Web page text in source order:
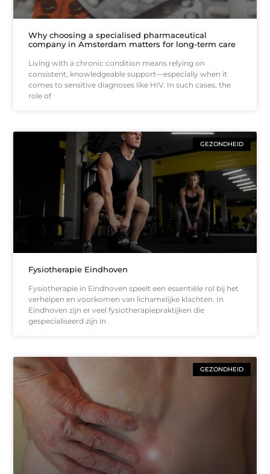
Why choosing a specialised pharmaceutical
company in Amsterdam matters for long-term care
Living with a chronic condition means relying on
consistent, knowledgeable support—especially when it
comes to sensitive diagnoses like HIV. In such cases, the
role of
GEZONDHEID
Fysiotherapie Eindhoven
Fysiotherapie in Eindhoven speelt een essentiële rol bij het
verhelpen en voorkomen van lichamelijke klachten. In
Eindhoven zijn er veel fysiotherapiepraktijken die
gespecialiseerd zijn in
GEZONDHEID